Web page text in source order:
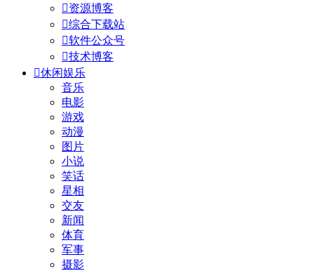
资源博客
综合下载站
软件公众号
技术博客
休闲娱乐
音乐
电影
游戏
动漫
图片
小说
笑话
星相
交友
新闻
体育
军事
摄影